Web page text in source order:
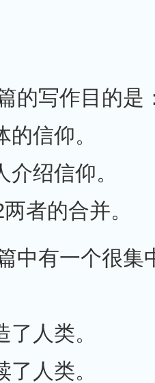
的写作目的是
信仰。
绍信仰。
者的合并。
中有一个很集
人类。
人类。